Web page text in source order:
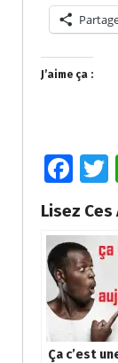
J’aime ça :
Fa
ce
b
o
o
k
Lisez
Ça c’est